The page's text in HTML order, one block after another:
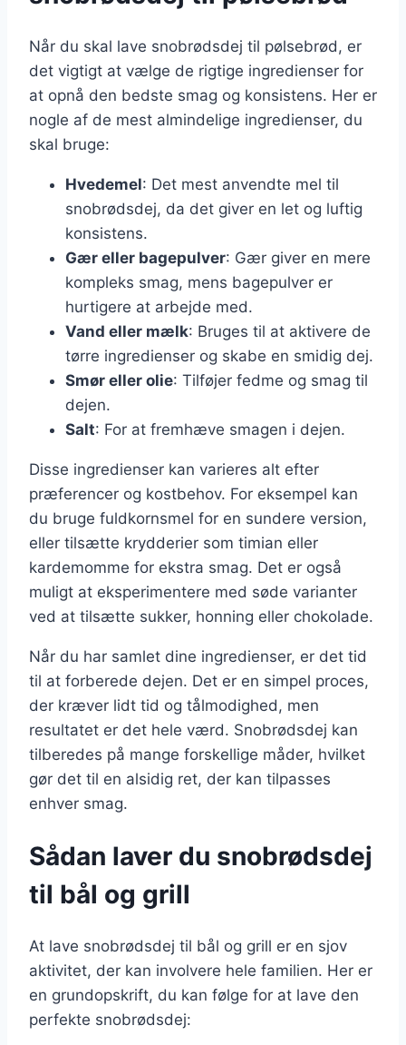
Når du skal lave snobrødsdej til pølsebrød, er
det vigtigt at vælge de rigtige ingredienser for
at opnå den bedste smag og konsistens. Her er
nogle af de mest almindelige ingredienser, du
skal bruge:
Hvedemel: Det mest anvendte mel til
snobrødsdej, da det giver en let og luftig
konsistens.
Gær eller bagepulver: Gær giver en mere
kompleks smag, mens bagepulver er
hurtigere at arbejde med.
Vand eller mælk: Bruges til at aktivere de
tørre ingredienser og skabe en smidig dej.
Smør eller olie: Tilføjer fedme og smag til
dejen.
Salt: For at fremhæve smagen i dejen.
Disse ingredienser kan varieres alt efter
præferencer og kostbehov. For eksempel kan
du bruge fuldkornsmel for en sundere version,
eller tilsætte krydderier som timian eller
kardemomme for ekstra smag. Det er også
muligt at eksperimentere med søde varianter
ved at tilsætte sukker, honning eller chokolade.
Når du har samlet dine ingredienser, er det tid
til at forberede dejen. Det er en simpel proces,
der kræver lidt tid og tålmodighed, men
resultatet er det hele værd. Snobrødsdej kan
tilberedes på mange forskellige måder, hvilket
gør det til en alsidig ret, der kan tilpasses
enhver smag.
Sådan laver du snobrødsdej
til bål og grill
At lave snobrødsdej til bål og grill er en sjov
aktivitet, der kan involvere hele familien. Her er
en grundopskrift, du kan følge for at lave den
perfekte snobrødsdej: